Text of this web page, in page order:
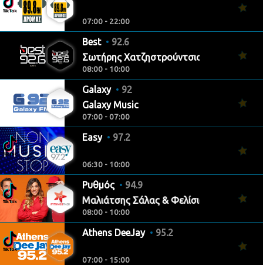
07:00 - 22:00
Best
92.6
Σωτήρης Χατζηστρούντσιος
08:00 - 10:00
Galaxy
92
Galaxy Music
07:00 - 07:00
Easy 97.2
06:30 - 10:00
Ρυθμός
94.9
Κώστας Μαλιάτσης Σάλας & Φελίσια Τσαλαπάτη -
08:00 - 10:00
Athens DeeJay 95.2
07:00 - 15:00